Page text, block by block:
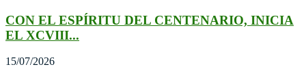
CON EL ESPÍRITU DEL CENTENARIO, INICIA
EL XCVIII...
15/07/2026